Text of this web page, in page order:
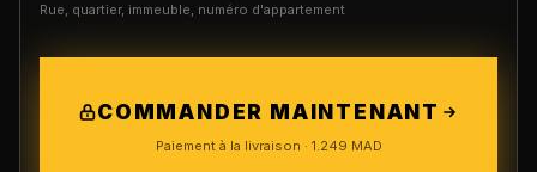
Rue, quartier, immeuble, numéro d'appartement
COMMANDER MAINTENANT
Paiement à la livraison · 1.249 MAD